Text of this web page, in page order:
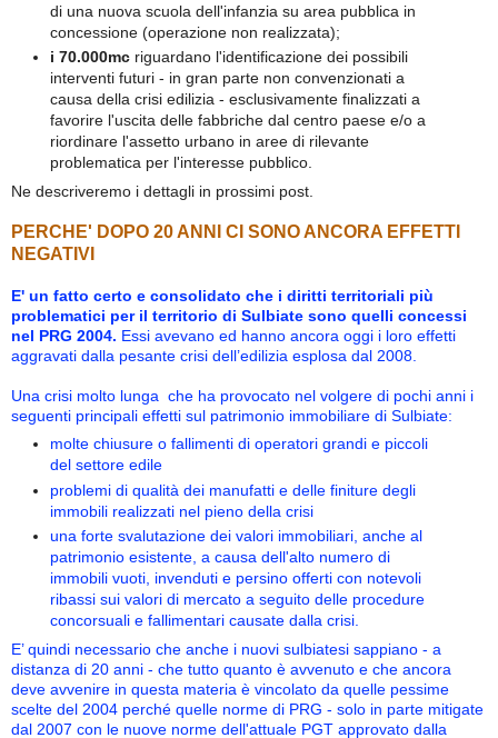
di una nuova scuola dell'infanzia su area pubblica in
concessione (operazione non realizzata);
i 70.000mc riguardano l'identificazione dei possibili
interventi futuri - in gran parte non convenzionati a
causa della crisi edilizia - esclusivamente finalizzati a
favorire l'uscita delle fabbriche dal centro paese e/o a
riordinare l'assetto urbano in aree di rilevante
problematica per l'interesse pubblico.
Ne descriveremo i dettagli in prossimi post.
PERCHE' DOPO 20 ANNI CI SONO ANCORA EFFETTI
NEGATIVI
E' un fatto certo e consolidato che i diritti territoriali più
problematici per il territorio di Sulbiate sono quelli concessi
nel PRG 2004. Essi avevano ed hanno ancora oggi i loro effetti
aggravati dalla pesante crisi dell’edilizia esplosa dal 2008.
Una crisi molto lunga che ha provocato nel volgere di pochi anni i
seguenti principali effetti sul patrimonio immobiliare di Sulbiate:
molte chiusure o fallimenti di operatori grandi e piccoli
del settore edile
problemi di qualità dei manufatti e delle finiture degli
immobili realizzati nel pieno della crisi
una forte svalutazione dei valori immobiliari, anche al
patrimonio esistente, a causa dell'alto numero di
immobili vuoti, invenduti e persino offerti con notevoli
ribassi sui valori di mercato a seguito delle procedure
concorsuali e fallimentari causate dalla crisi.
E’ quindi necessario che anche i nuovi sulbiatesi sappiano - a
distanza di 20 anni - che tutto quanto è avvenuto e che ancora
deve avvenire in questa materia è vincolato da quelle pessime
scelte del 2004 perché quelle norme di PRG - solo in parte mitigate
dal 2007 con le nuove norme dell'attuale PGT approvato dalla